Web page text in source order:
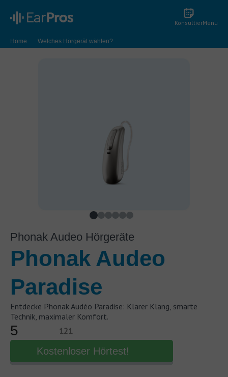
KonsultierMenu
Home
Welches Hörgerät wählen?
Hörgerätemarken im Vergleich
Phonak Hörgeräte
Phonak Audeo Hörgeräte
Phonak Audeo
Paradise
Entdecke Phonak Audéo Paradise: Klarer Klang, smarte
Technik, maximaler Komfort.
5 121
Kostenloser Hörtest!